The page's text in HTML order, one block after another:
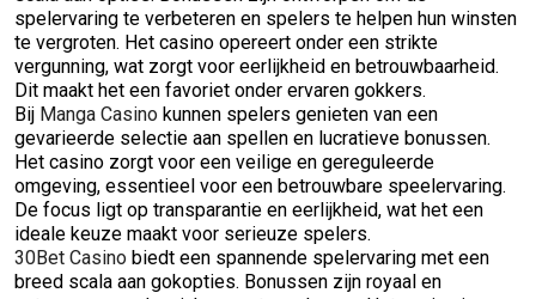
spelervaring te verbeteren en spelers te helpen hun winsten
te vergroten. Het casino opereert onder een strikte
vergunning, wat zorgt voor eerlijkheid en betrouwbaarheid.
Dit maakt het een favoriet onder ervaren gokkers.
Bij Manga Casino kunnen spelers genieten van een
gevarieerde selectie aan spellen en lucratieve bonussen.
Het casino zorgt voor een veilige en gereguleerde
omgeving, essentieel voor een betrouwbare speelervaring.
De focus ligt op transparantie en eerlijkheid, wat het een
ideale keuze maakt voor serieuze spelers.
30Bet Casino biedt een spannende spelervaring met een
breed scala aan gokopties. Bonussen zijn royaal en